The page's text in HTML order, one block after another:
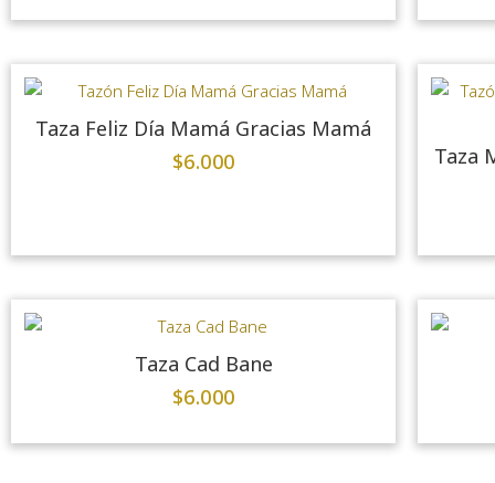
Taza Feliz Día Mamá Gracias Mamá
$6.000 Taza
Taza Cad Bane
$6.000